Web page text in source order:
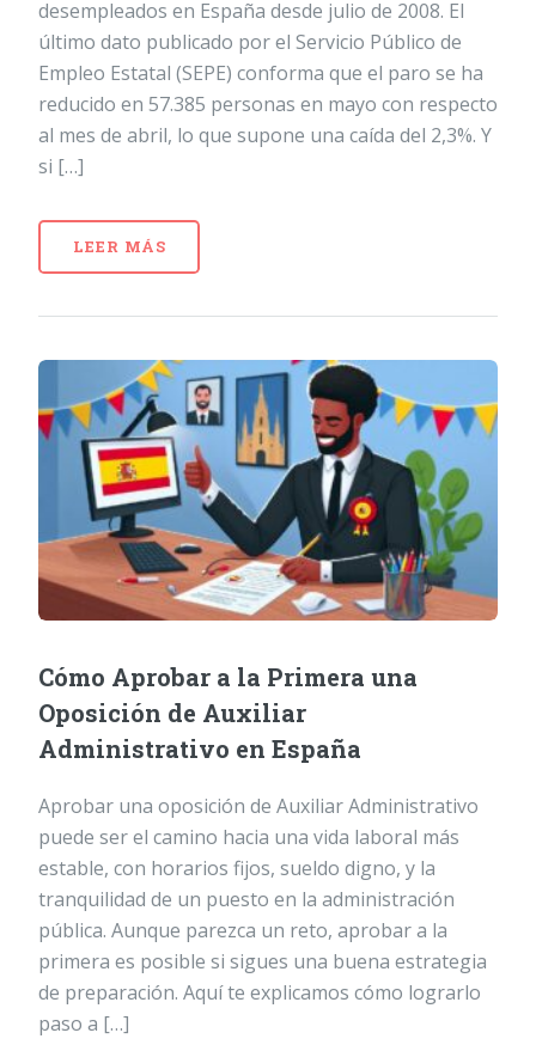
desempleados en España desde julio de 2008. El
último dato publicado por el Servicio Público de
Empleo Estatal (SEPE) conforma que el paro se ha
reducido en 57.385 personas en mayo con respecto
al mes de abril, lo que supone una caída del 2,3%. Y
si […]
LEER MÁS
Cómo Aprobar a la Primera una
Oposición de Auxiliar
Administrativo en España
Aprobar una oposición de Auxiliar Administrativo
puede ser el camino hacia una vida laboral más
estable, con horarios fijos, sueldo digno, y la
tranquilidad de un puesto en la administración
pública. Aunque parezca un reto, aprobar a la
primera es posible si sigues una buena estrategia
de preparación. Aquí te explicamos cómo lograrlo
paso a […]